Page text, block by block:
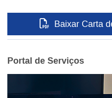
Baixar Carta
Portal de Serviços